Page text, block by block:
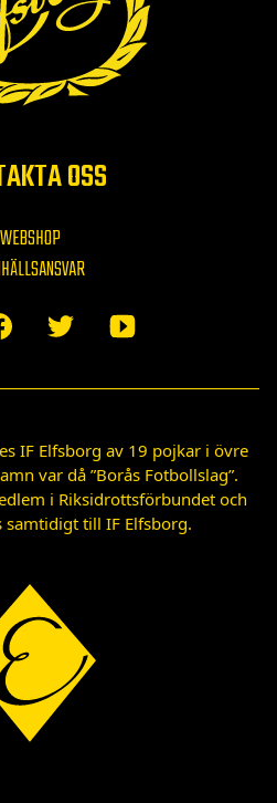
OSS
WEBSHOP
IF Elfsborg av 19 pojkar i övre
var då ”Borås Fotbollslag”.
i Riksidrottsförbundet och
samtidigt till IF Elfsborg.